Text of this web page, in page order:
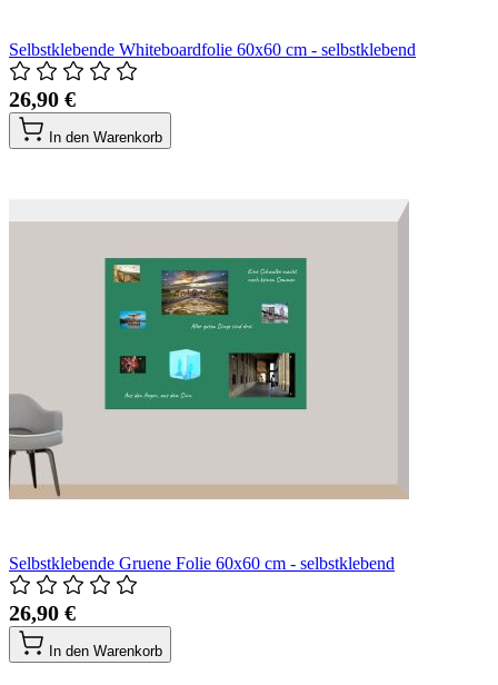
Selbstklebende Whiteboardfolie 60x60 cm - selbstklebend
26,90 €
In den Warenkorb
Selbstklebende Gruene Folie 60x60 cm - selbstklebend
26,90 €
In den Warenkorb